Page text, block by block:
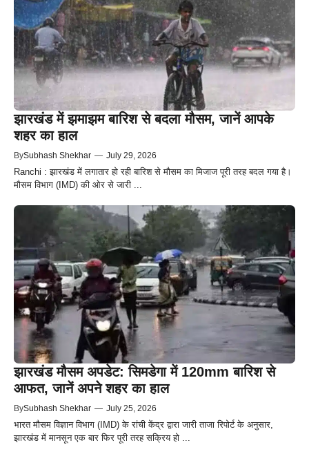
झारखंड में झमाझम बारिश से बदला मौसम, जानें आपके
शहर का हाल
BySubhash Shekhar — July 29, 2026
Ranchi : झारखंड में लगातार हो रही बारिश से मौसम का मिजाज पूरी तरह बदल गया है।
मौसम विभाग (IMD) की ओर से जारी ...
झारखंड मौसम अपडेट: सिमडेगा में 120mm बारिश से
आफत, जानें अपने शहर का हाल
BySubhash Shekhar — July 25, 2026
भारत मौसम विज्ञान विभाग (IMD) के रांची केंद्र द्वारा जारी ताजा रिपोर्ट के अनुसार,
झारखंड में मानसून एक बार फिर पूरी तरह सक्रिय हो ...